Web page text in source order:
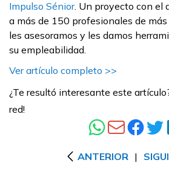
Impulso Sénior. Un proyecto con el
a más de 150 profesionales de
les asesoramos y les damos
su empleabilidad.
Ver artículo completo >>
¿Te resultó interesante este
red!
ANTERIOR |